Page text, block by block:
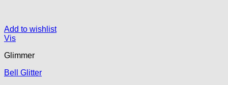
Add to wishlist
Vis
Glimmer
Bell Glitter